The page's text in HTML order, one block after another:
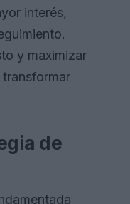
interés,
y maximizar
de